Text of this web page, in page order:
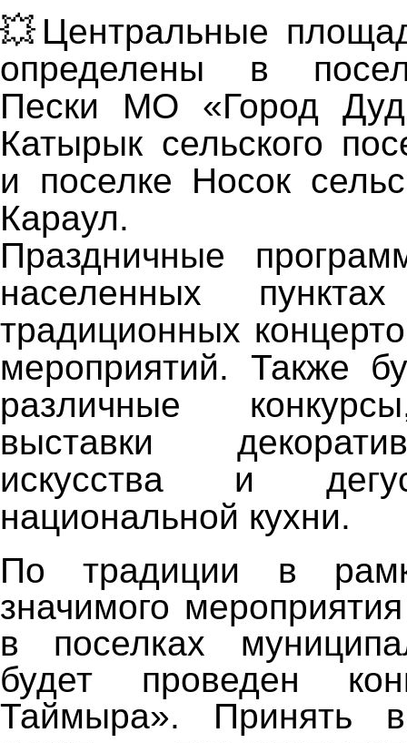
💥Центральные
определены в
Пески МО «Город
Катырык сельского
и поселке Носок
Караул.
Праздничные
населенных
традиционных
мероприятий. Также
различные
выставки
искусства и
национальной кухни.
По традиции в
значимого
в поселках
будет проведен
Таймыра». Принять